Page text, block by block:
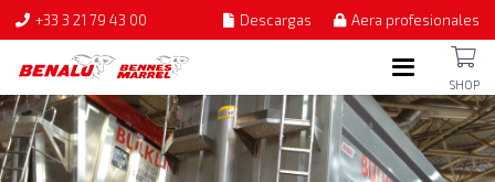
+33 3 21 79 43 00 Descargas Aera profesionales
SHOP